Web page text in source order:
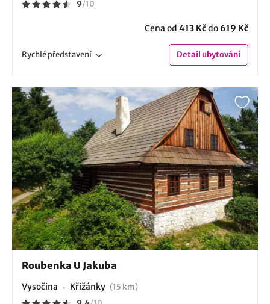
9/10
Cena od 413 Kčdo 619 Kč
Rychlépředstavení Detailubytování
Roubenka U Jakuba
Vysočina Křižánky (15 km)